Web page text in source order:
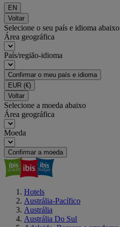
EN
Voltar
Selecione o seu país e idioma abaixo
Área geográfica
País/região-idioma
Confirmar o meu país e idioma
EUR (€)
Voltar
Selecione a moeda abaixo
Área geográfica
Moeda
Confirmar a moeda
Hotels
Austrália-Pacífico
Austrália
Austrália Do Sul